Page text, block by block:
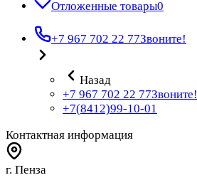
Отложенные товары0
+7 967 702 22 77Звоните!
Назад
+7 967 702 22 77Звоните!
+7(8412)99-10-01
Контактная информация
г. Пенза